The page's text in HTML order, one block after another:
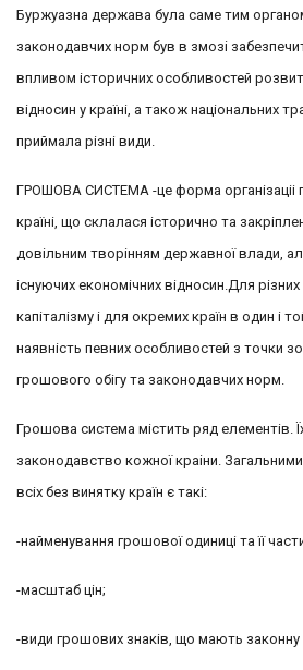
Буржуазна держава була саме тим
законодавчих норм був в змозі
впливом історичних особливостей
відносин у країні, а також національних
приймала різні види.
ГРОШОВА СИСТЕМА -це форма організаціі
країні, що склалася історично та
довільним творінням державної влади,
існуючих економічних відносин.Для
капіталізму і для окремих країн в один і
наявність певних особливостей з точки
грошового обігу та законодавчих норм.
Грошова система містить ряд елементів.
законодавство кожної краіни.
всіх без винятку країн є такі:
-найменування грошової одиниці та її
-масштаб цін;
-види грошових знаків, що мають законну